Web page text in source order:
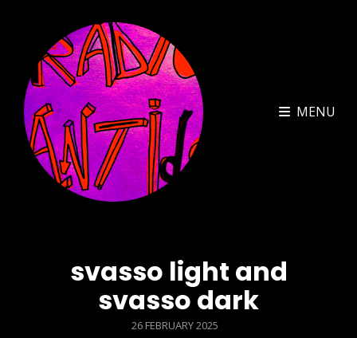
MENU
svasso light and
svasso dark
POSTED
26 FEBRUARY 2025